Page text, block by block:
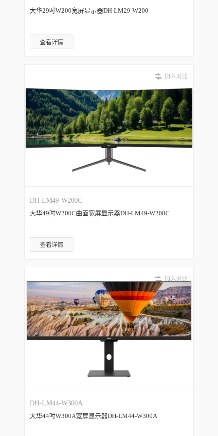
大华29吋W200宽屏显示器DH-LM29-W200
查看详情
加入对比
DH-LM49-W200C
大华49吋W200C曲面宽屏显示器DH-LM49-W200C
查看详情
加入对比
DH-LM44-W300A
大华44吋W300A宽屏显示器DH-LM44-W300A